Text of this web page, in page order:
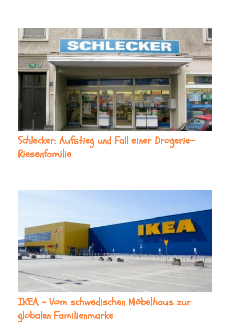
Schlecker: Aufstieg und Fall einer Drogerie-
Riesenfamilie
IKEA – Vom schwedischen Möbelhaus zur
globalen Familienmarke